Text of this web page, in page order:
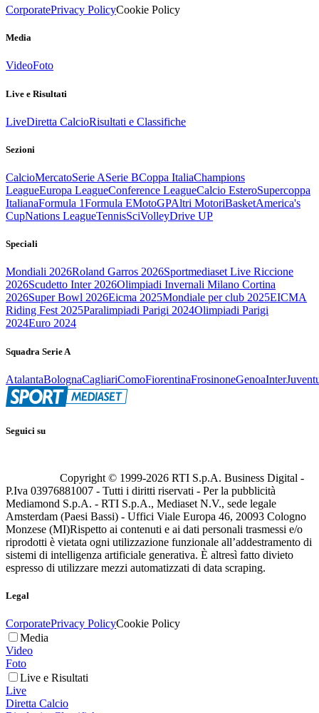
CorporatePrivacy PolicyCookie Policy
Media
VideoFoto
Live e Risultati
LiveDiretta CalcioRisultati e Classifiche
Sezioni
CalcioMercatoSerie ASerie BCoppa ItaliaChampions
LeagueEuropa LeagueConference LeagueCalcio EsteroSupercoppa
ItalianaFormula 1Formula EMotoGPAltri MotoriBasketAmerica's
CupNations LeagueTennisSciVolleyDrive UP
Speciali
Mondiali 2026Roland Garros 2026Sportmediaset Live Riccione
2026Scudetto Inter 2026Olimpiadi Invernali Milano Cortina
2026Super Bowl 2026Eicma 2025Mondiale per club 2025EICMA
Riding Fest 2025Paralimpiadi Parigi 2024Olimpiadi Parigi
2024Euro 2024
Squadra Serie A
AtalantaBolognaCagliariComoFiorentinaFrosinoneGenoaInter
Seguici su
Copyright © 1999-2026 RTI S.p.A. Business Digital -
P.Iva 03976881007 - Tutti i diritti riservati - Per la pubblicità
Mediamond S.p.A. - RTI S.p.A., Mediaset N.V., sede legale
Amsterdam (Paesi Bassi) - Uffici Viale Europa 46, 20093 Cologno
Monzese (MI)Rispetto ai contenuti e ai dati personali trasmessi e/o
riprodotti è vietata ogni utilizzazione funzionale all’addestramento di
sistemi di intelligenza artificiale generativa. È altresì fatto divieto
espresso di utilizzare mezzi automatizzati di data scraping.
Legal
CorporatePrivacy PolicyCookie Policy
Media
Video
Foto
Live e Risultati
Live
Diretta Calcio